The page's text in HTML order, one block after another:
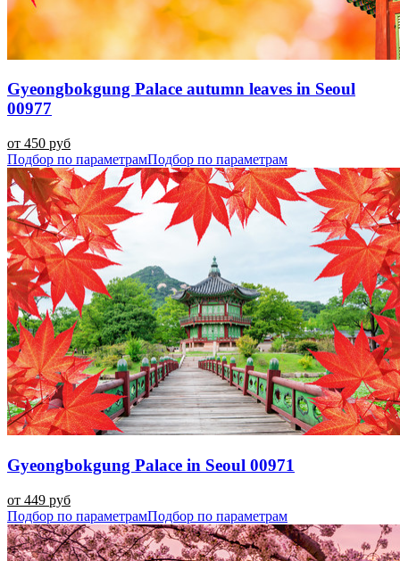
Gyeongbokgung Palace autumn leaves in Seoul
00977
от 450 руб
Подбор по параметрамПодбор по параметрам
Gyeongbokgung Palace in Seoul 00971
от 449 руб
Подбор по параметрамПодбор по параметрам